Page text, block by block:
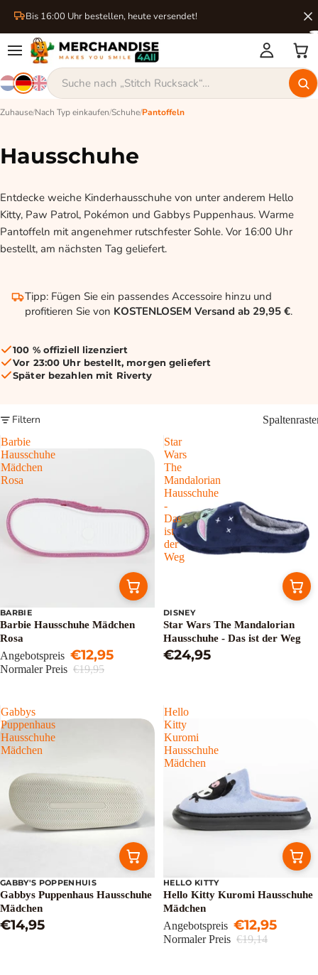
Bis 16:00 Uhr bestellen, heute versendet!
Zuhause/Nach Typ einkaufen/Schuhe/Pantoffeln
Hausschuhe
Entdecke weiche Kinderhausschuhe von unter anderem Hello
Kitty, Paw Patrol, Pokémon und Gabbys Puppenhaus. Warme
Pantoffeln mit angenehmer rutschfester Sohle. Vor 16:00 Uhr
bestellt, am nächsten Tag geliefert.
Tipp: Fügen Sie ein passendes Accessoire hinzu und
profitieren Sie von KOSTENLOSEM Versand ab 29,95 €.
100 % offiziell lizenziert
Vor 23:00 Uhr bestellt, morgen geliefert
Später bezahlen mit Riverty
Filtern
Barbie
Hausschuhe
Mädchen
Rosa
Sale
BARBIE
Barbie Hausschuhe Mädchen
Rosa
Angebotspreis €12,95
Normaler Preis €19,95
Star
Wars
The
Mandalorian
Hausschuhe
-
Das
ist
der
Weg
DISNEY
Star Wars The Mandalorian
Hausschuhe - Das ist der Weg
€24,95
Gabbys
Puppenhaus
Hausschuhe
Mädchen
GABBY'S POPPENHUIS
Gabbys Puppenhaus Hausschuhe
Mädchen
€14,95
Hello
Kitty
Kuromi
Hausschuhe
Mädchen
Sale
HELLO KITTY
Hello Kitty Kuromi Hausschuhe
Mädchen
Angebotspreis €12,95
Normaler Preis €19,14